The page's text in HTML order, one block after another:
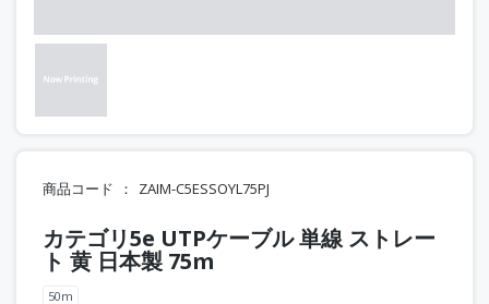
商品コード ZAIM-C5ESSOYL75PJ
カテゴリ5e UTPケーブル 単線 ストレー
ト 黄 日本製 75m
50m